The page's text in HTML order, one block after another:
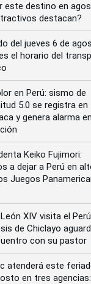
este destino en
destacan?
del jueves 6 de
el horario del
en Perú: sismo de
5.0 se registra en
y genera alarma en
Keiko Fujimori:
a dejar a Perú en
Juegos
XIV visita el
de Chiclayo
con su pastor
atenderá este
en tres agencias: